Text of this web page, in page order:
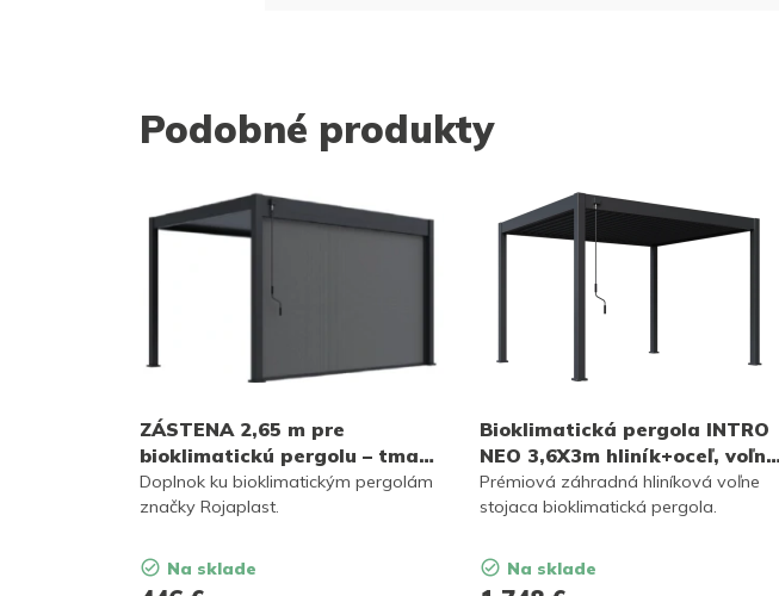
Podobné produkty
ZÁSTENA 2,65 m pre
bioklimatickú pergolu – tmavo
šedá
Doplnok ku bioklimatickým pergolám
značky Rojaplast.
Na sklade
Bioklimatická pergola INTRO
NEO 3,6X3m hliník+oceľ, voľne
stojaca
Prémiová záhradná hliníková voľne
stojaca bioklimatická pergola.
Na sklade